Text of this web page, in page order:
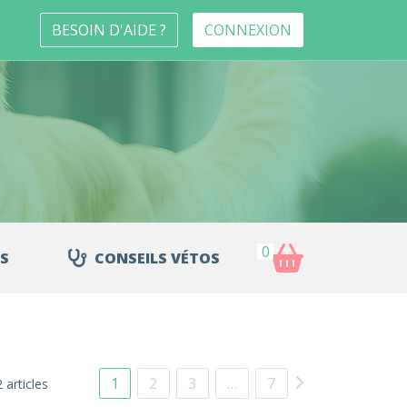
BESOIN D'AIDE ? CONNEXION
CONSEILS VÉTOS 0
articles 1 2 3 … 7